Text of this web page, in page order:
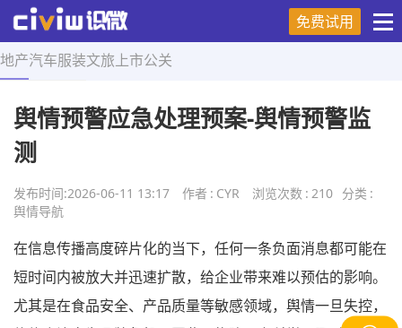
免费试用
地产汽车服装文旅 上市公关
首页 > 舆情导航 > 正文
舆情预警应急处理预案-舆情预警监
测
发布时间:2026-06-11 13:17 作者 : CYR 浏览次数 : 210 分类 :
舆情导航
在信息传播高度碎片化的当下，任何一条负面消息都可能在
短时间内被放大并迅速扩散，给企业带来难以预估的影响。
尤其是在食品安全、产品质量等敏感领域，舆情一旦失控，